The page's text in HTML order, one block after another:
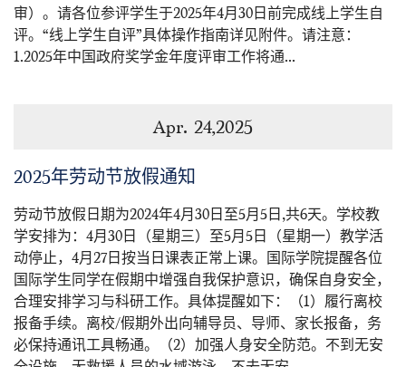
审）。请各位参评学生于2025年4月30日前完成线上学生自
评。“线上学生自评”具体操作指南详见附件。请注意：
1.2025年中国政府奖学金年度评审工作将通...
Apr. 24,2025
2025年劳动节放假通知
劳动节放假日期为2024年4月30日至5月5日,共6天。学校教
学安排为：4月30日（星期三）至5月5日（星期一）教学活
动停止，4月27日按当日课表正常上课。国际学院提醒各位
国际学生同学在假期中增强自我保护意识，确保自身安全，
合理安排学习与科研工作。具体提醒如下：（1）履行离校
报备手续。离校/假期外出向辅导员、导师、家长报备，务
必保持通讯工具畅通。（2）加强人身安全防范。不到无安